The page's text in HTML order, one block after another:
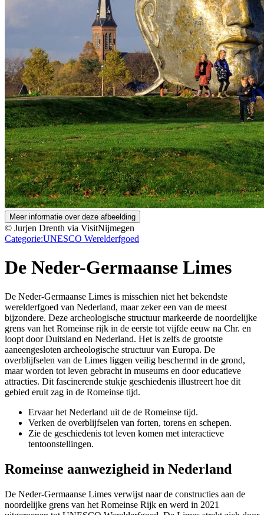
Meer informatie over deze afbeelding
© Jurjen Drenth via VisitNijmegen
Categorie:UNESCO Werelderfgoed
De Neder-Germaanse Limes
De Neder-Germaanse Limes is misschien niet het bekendste
werelderfgoed van Nederland, maar zeker een van de meest
bijzondere. Deze archeologische structuur markeerde de noordelijke
grens van het Romeinse rijk in de eerste tot vijfde eeuw na Chr. en
loopt door Duitsland en Nederland. Het is zelfs de grootste
aaneengesloten archeologische structuur van Europa. De
overblijfselen van de Limes liggen veilig beschermd in de grond,
maar worden tot leven gebracht in museums en door educatieve
attracties. Dit fascinerende stukje geschiedenis illustreert hoe dit
gebied eruit zag in de Romeinse tijd.
Ervaar het Nederland uit de de Romeinse tijd.
Verken de overblijfselen van forten, torens en schepen.
Zie de geschiedenis tot leven komen met interactieve
tentoonstellingen.
Romeinse aanwezigheid in Nederland
De Neder-Germaanse Limes verwijst naar de constructies aan de
noordelijke grens van het Romeinse Rijk en werd in 2021